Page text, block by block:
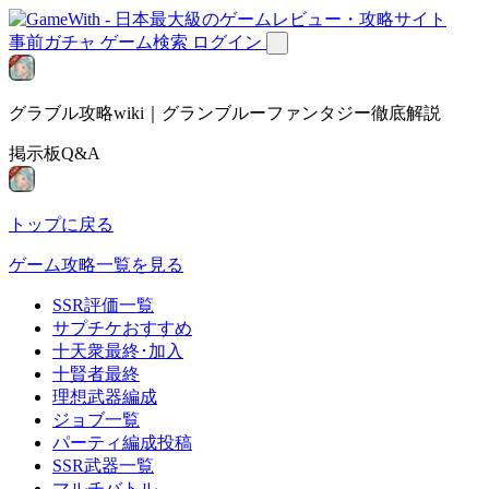
事前ガチャ ゲーム検索 ログイン
グラブル攻略wiki｜グランブルーファンタジー徹底解説
掲示板Q&A
トップに戻る
ゲーム攻略一覧を見る
SSR評価一覧
サプチケおすすめ
十天衆最終･加入
十賢者最終
理想武器編成
ジョブ一覧
パーティ編成投稿
SSR武器一覧